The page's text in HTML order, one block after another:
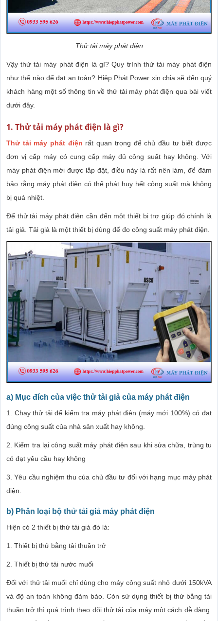
Thử tải máy phát điện
Vậy thử tải máy phát điện là gì? Quy trình thử tải máy phát điện
như thế nào để đạt an toàn? Hiệp Phát Power xin chia sẽ đến quý
khách hàng một số thông tin về thử tải máy phát điện qua bài viết
dưới đây.
1. Thử tải máy phát điện là gì?
Thử tải máy phát điện rất quan trọng để chủ đầu tư biết được
đơn vị cấp máy có cung cấp máy đủ công suất hay không. Với
máy phát điện mới được lắp đặt, điều này là rất nên làm, để đảm
bảo rằng máy phát điện có thể phát huy hết công suất mà không
bị quá nhiệt.
Để thử tải máy phát điện cần đến một thiết bị trợ giúp đó chính là
tải giả. Tải giả là một thiết bị dùng để đo công suất máy phát điện.
a) Mục đích của việc thử tải giả của máy phát điện
1. Chạy thử tải để kiểm tra máy phát điện (máy mới 100%) có đạt
đúng công suất của nhà sản xuất hay không.
2. Kiểm tra lại công suất máy phát điện sau khi sửa chữa, trùng tu
có đạt yêu cầu hay không
3. Yêu cầu nghiệm thu của chủ đầu tư đối với hạng mục máy phát
điện.
b) Phân loại bộ thử tải giả máy phát điện
Hiện có 2 thiết bị thử tải giả đó là:
1. Thiết bị thử bằng tải thuần trở
2. Thiết bị thử tải nước muối
Đối với thử tải muối chỉ dùng cho máy công suất nhỏ dưới 150kVA
và độ an toàn không đảm bảo. Còn sử dụng thiết bị thử bằng tải
thuần trở thì quá trình theo dõi thử tải của máy một cách dễ dàng.